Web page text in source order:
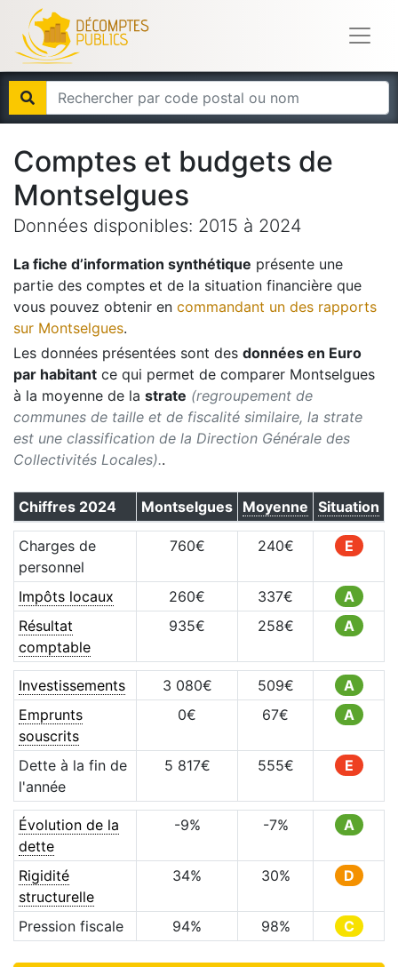
Comptes et budgets de
Montselgues
Données disponibles: 2015 à 2024
La fiche d’information synthétique présente une
partie des comptes et de la situation financière que
vous pouvez obtenir en commandant un des rapports
sur Montselgues.
Les données présentées sont des données en Euro
par habitant ce qui permet de comparer Montselgues
à la moyenne de la strate (regroupement de
communes de taille et de fiscalité similaire, la strate
est une classification de la Direction Générale des
Collectivités Locales)..
Chiffres 2024 Montselgues Moyenne Situation
Charges de
personnel
760€ 240€ E
Impôts locaux 260€ 337€
A
Résultat
comptable
935€ 258€ A
Investissements 3 080€ 509€
A
Emprunts
souscrits
0€ 67€ A
Dette à la fin de
l'année
5 817€ 555€ E
Évolution de la
dette
-9% -7% A
Rigidité
structurelle
34% 30% D
Pression fiscale 94% 98% C